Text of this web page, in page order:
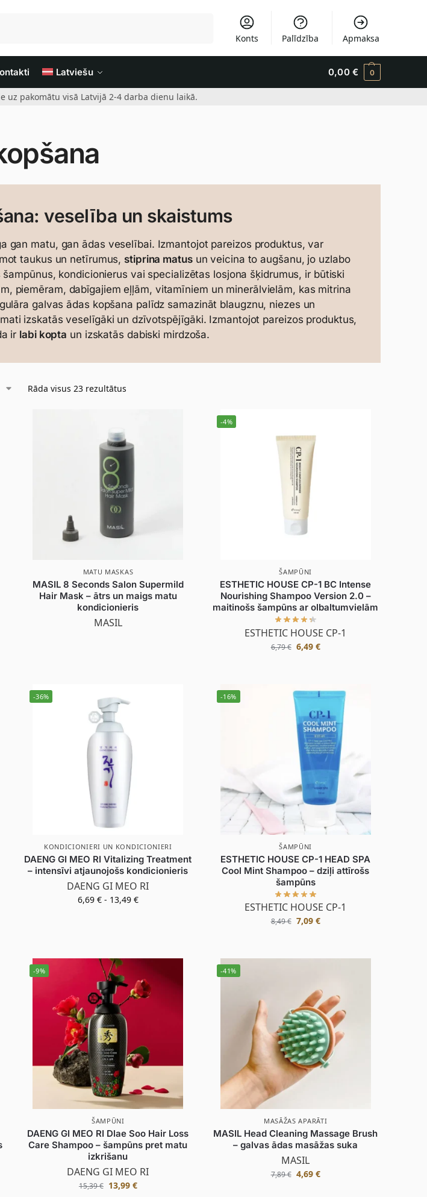
Konts Palīdzība Apmaksa
Latviešu 0,00 € 0
uz pakomātu visā Latvijā 2-4 darba dienu laikā.
veselība un skaistums
gan matu, gan ādas veselībai. Izmantojot pareizos produktus, var
taukus un netīrumus, stiprina matusun veicina to augšanu, jo uzlabo
kondicionierus vai specializētas losjona šķidrumus, ir būtiski
piemēram, dabīgajiem eļļām, vitamīniem un minerālvielām, kas mitrina
galvas ādas kopšana palīdz samazināt blaugznu, niezes un
izskatās veselīgāki un dzīvotspējīgāki. Izmantojot pareizos produktus,
ir labi kopta un izskatās dabiski mirdzoša.
Rāda visus 23 rezultātus
MATU MASKAS
MASIL 8 Seconds Salon Supermild
Hair Mask – ātrs un maigs matu
kondicionieris
MASIL
-4%
ŠAMPŪNI
ESTHETIC HOUSE CP-1 BC Intense
Nourishing Shampoo Version 2.0 –
maitinošs šampūns ar olbaltumvielām
ESTHETIC HOUSE CP-1
6,79€ 6,49 €
-36%
KONDICIONIERI UN KONDICIONIERI
DAENG GI MEO RI Vitalizing Treatment
– intensīvi atjaunojošs kondicionieris
DAENG GI MEO RI
6,69 € - 13,49 €
-16%
ŠAMPŪNI
ESTHETIC HOUSE CP-1 HEAD SPA
Cool Mint Shampoo – dziļi attīrošs
šampūns
ESTHETIC HOUSE CP-1
8,49€ 7,09 €
-9%
ŠAMPŪNI
DAENG GI MEO RI Dlae Soo Hair Loss
Care Shampoo – šampūns pret matu
izkrišanu
DAENG GI MEO RI
15,39€ 13,99 €
-41%
MASĀŽAS APARĀTI
MASIL Head Cleaning Massage Brush
– galvas ādas masāžas suka
MASIL
7,89€ 4,69 €